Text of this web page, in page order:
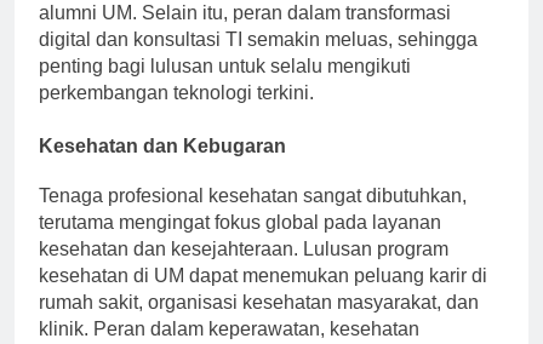
alumni UM. Selain itu, peran dalam transformasi
digital dan konsultasi TI semakin meluas, sehingga
penting bagi lulusan untuk selalu mengikuti
perkembangan teknologi terkini.
Kesehatan dan Kebugaran
Tenaga profesional kesehatan sangat dibutuhkan,
terutama mengingat fokus global pada layanan
kesehatan dan kesejahteraan. Lulusan program
kesehatan di UM dapat menemukan peluang karir di
rumah sakit, organisasi kesehatan masyarakat, dan
klinik. Peran dalam keperawatan, kesehatan